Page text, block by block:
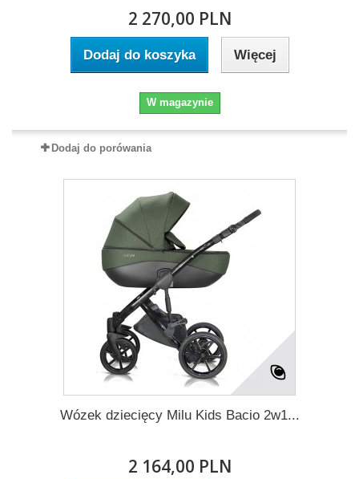
2 270,00 PLN
Dodaj do koszyka Więcej
W magazynie
Dodaj do porówania
Wózek dziecięcy Milu Kids Bacio 2w1...
2 164,00 PLN